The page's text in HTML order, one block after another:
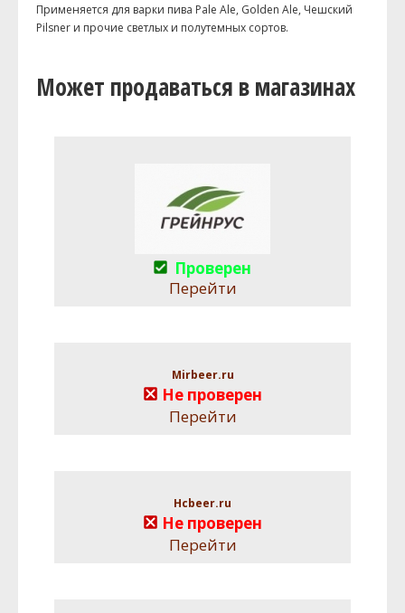
Применяется для варки пива Pale Ale, Golden Ale, Чешский
Pilsner и прочие светлых и полутемных сортов.
Может продаваться в магазинах
Проверен
Перейти
Mirbeer.ru
Не проверен
Перейти
Hcbeer.ru
Не проверен
Перейти